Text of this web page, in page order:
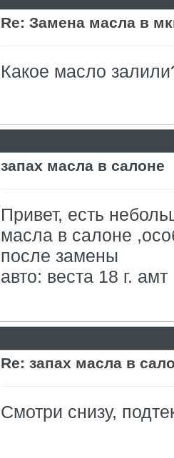
Re: Замена масла в
Какое масло
запах масла в салоне
Привет, есть
масла в салоне
после замены
авто: веста 18 г. амт
Re: запах масла в
Смотри снизу,